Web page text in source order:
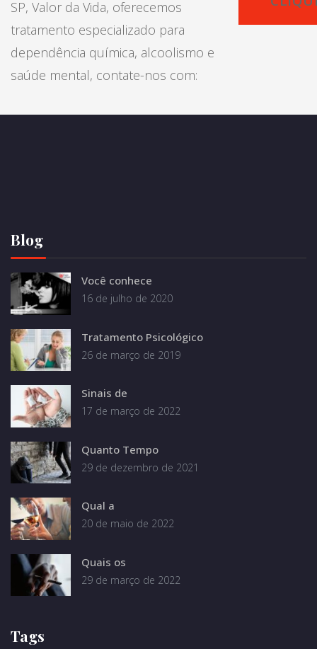
SP, Valor da Vida, oferecemos
tratamento especializado para
dependência química, alcoolismo e
saúde mental, contate-nos com:
Blog
Você conhece
16 de julho de 2020
Tratamento Psicológico
26 de março de 2019
Sinais de
17 de março de 2022
Quanto Tempo
29 de dezembro de 2021
Qual a
20 de maio de 2022
Quais os
29 de março de 2022
Tags